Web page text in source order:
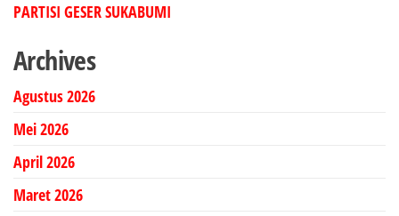
PARTISI GESER SUKABUMI
Archives
Agustus 2026
Mei 2026
April 2026
Maret 2026